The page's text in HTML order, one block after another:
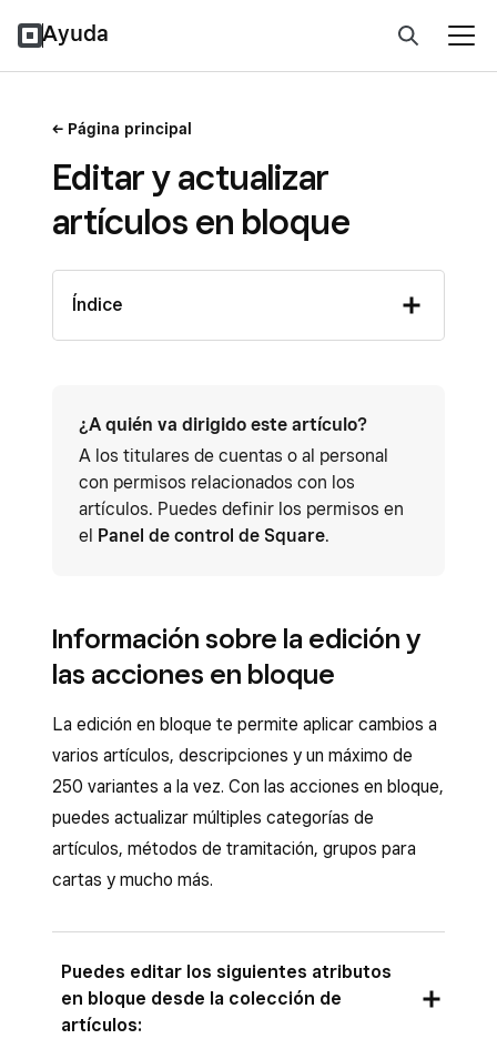
Ayuda
Página principal
Editar y actualizar
artículos en bloque
Índice
¿A quién va dirigido este artículo?
A los titulares de cuentas o al personal
con permisos relacionados con los
artículos. Puedes definir los permisos en
el Panel de control de Square.
Información sobre la edición y
las acciones en bloque
La edición en bloque te permite aplicar cambios a
varios artículos, descripciones y un máximo de
250 variantes a la vez. Con las acciones en bloque,
puedes actualizar múltiples categorías de
artículos, métodos de tramitación, grupos para
cartas y mucho más.
Puedes editar los siguientes atributos
en bloque desde la colección de
artículos: